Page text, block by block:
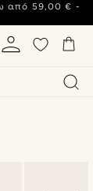
από 59,00 € -